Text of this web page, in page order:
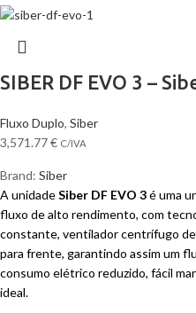
SIBER DF EVO 3 –
Fluxo Duplo, Siber
3,571.77€ C/IVA
Brand: Siber
A unidadeSiber DF EVO 3é uma
fluxo de alto rendimento, com
constante, ventilador centrífugo
para frente, garantindo assim um
consumo elétrico reduzido, fácil
ideal.